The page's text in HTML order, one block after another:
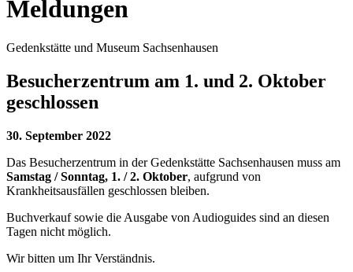
Meldungen
Gedenkstätte und Museum Sachsenhausen
Besucherzentrum am 1. und 2. Oktober
geschlossen
30. September 2022
Das Besucherzentrum in der Gedenkstätte Sachsenhausen muss am
Samstag / Sonntag, 1. / 2. Oktober, aufgrund von
Krankheitsausfällen geschlossen bleiben.
Buchverkauf sowie die Ausgabe von Audioguides sind an diesen
Tagen nicht möglich.
Wir bitten um Ihr Verständnis.